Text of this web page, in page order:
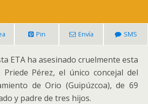
Pin Envía SMS
ETA ha asesinado cruelmente esta
Pérez, el único concejal del
de Orio (Guipúzcoa), de 69
y padre de tres hijos.